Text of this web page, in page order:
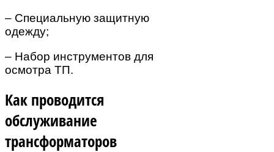
– Специальную защитную
одежду;
– Набор инструментов для
осмотра ТП.
Как проводится
обслуживание
трансформаторов